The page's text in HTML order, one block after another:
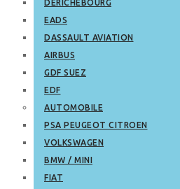
DERICHEBOURG
EADS
DASSAULT AVIATION
AIRBUS
GDF SUEZ
EDF
AUTOMOBILE
PSA PEUGEOT CITROEN
VOLKSWAGEN
BMW / MINI
FIAT